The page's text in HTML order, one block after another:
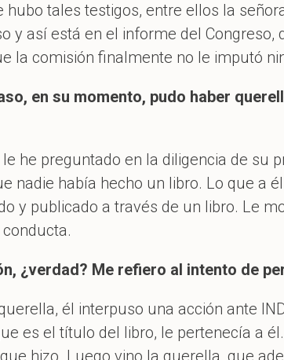
hubo tales testigos, entre ellos la
y así está en el informe del Congreso,
la comisión finalmente no le imputó
en su momento, pudo haber
he preguntado en la diligencia de su
nadie había hecho un libro. Lo que a
y publicado a través de un libro. Le
¿verdad? Me refiero al intento de
él interpuso una acción ante
es el título del libro, le pertenecía a